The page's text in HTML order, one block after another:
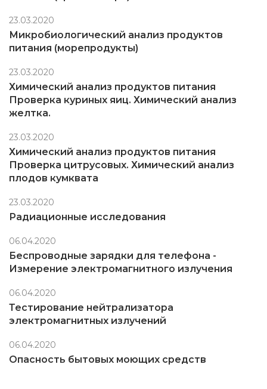
23.03.2020
Микробиологический анализ продуктов
питания (морепродукты)
23.03.2020
Химический анализ продуктов питания
Проверка куриных яиц. Химический анализ
желтка.
23.03.2020
Химический анализ продуктов питания
Проверка цитрусовых. Химический анализ
плодов кумквата
23.03.2020
Радиационные исследования
06.04.2020
Беспроводные зарядки для телефона -
Измерение электромагнитного излучения
06.04.2020
Тестирование нейтрализатора
электромагнитных излучений
06.04.2020
Опасность бытовых моющих средств